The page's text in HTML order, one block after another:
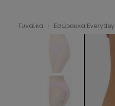
Γυναίκα Εσώρουχα Everyday